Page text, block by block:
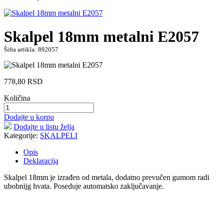
Skalpel 18mm metalni E2057
Šifra artikla: 892057
778,80 RSD
Količina
Dodajte u korpu
Dodajte u listu želja
Kategorije: SKALPELI
Opis
Deklaracija
Skalpel 18mm je izrađen od metala, dodatno prevučen gumom radi
ubobnijg hvata. Poseduje automatsko zaključavanje.